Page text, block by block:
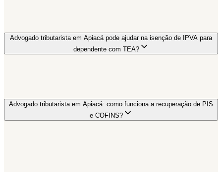
Advogado tributarista em Apiacá pode ajudar na isenção de IPVA para
dependente com TEA?
Advogado tributarista em Apiacá: como funciona a recuperação de PIS
e COFINS?